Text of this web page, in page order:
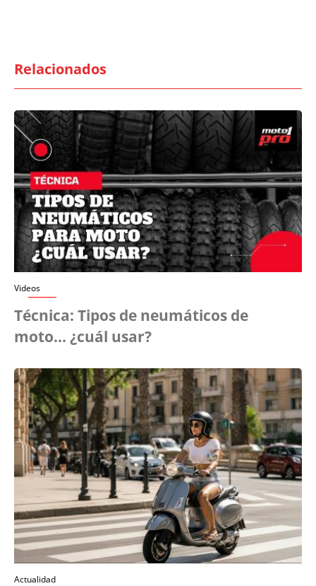
Relacionados
Videos
Técnica: Tipos de neumáticos de
moto... ¿cuál usar?
Actualidad